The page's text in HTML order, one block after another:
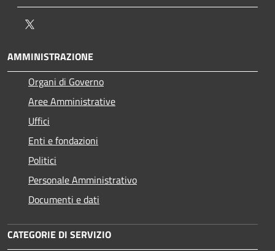
AMMINISTRAZIONE
Organi di Governo
Aree Amministrative
Uffici
Enti e fondazioni
Politici
Personale Amministrativo
Documenti e dati
CATEGORIE DI SERVIZIO